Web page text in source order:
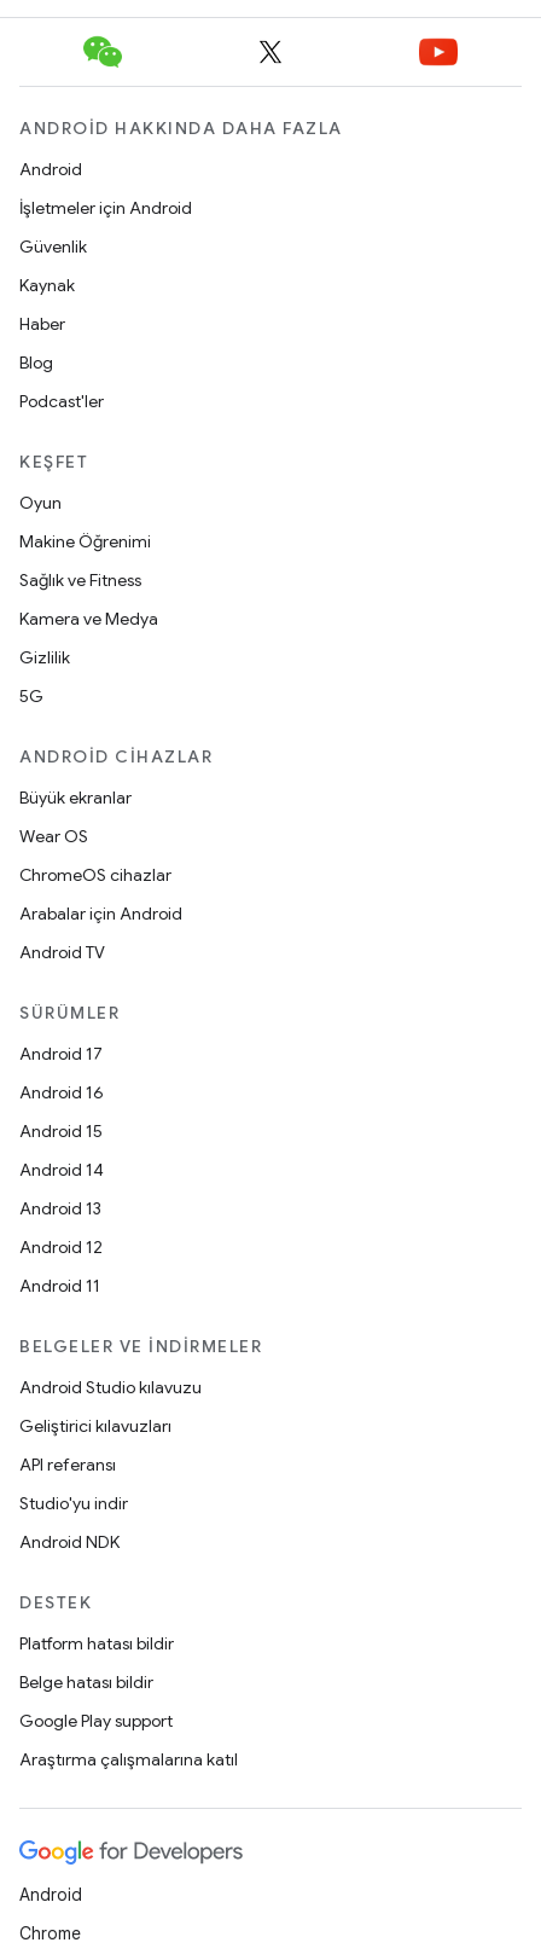
ANDROID HAKKINDA DAHA FAZLA
Android
İşletmeler için Android
Güvenlik
Kaynak
Haber
Blog
Podcast'ler
KEŞFET
Oyun
Makine Öğrenimi
Sağlık ve Fitness
Kamera ve Medya
Gizlilik
5G
ANDROID CIHAZLAR
Büyük ekranlar
Wear OS
ChromeOS cihazlar
Arabalar için Android
Android TV
SÜRÜMLER
Android 17
Android 16
Android 15
Android 14
Android 13
Android 12
Android 11
BELGELER VE İNDIRMELER
Android Studio kılavuzu
Geliştirici kılavuzları
API referansı
Studio'yu indir
Android NDK
DESTEK
Platform hatası bildir
Belge hatası bildir
Google Play support
Araştırma çalışmalarına katıl
Android
Chrome